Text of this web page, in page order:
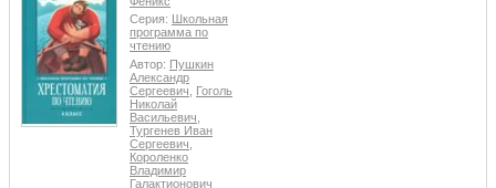
Серия:
Школьная
программа по
чтению
Автор: Пушкин
Александр
Сергеевич
Гоголь
Николай
Васильевич
Тургенев Иван
Сергеевич
Короленко
Владимир
Галактионович